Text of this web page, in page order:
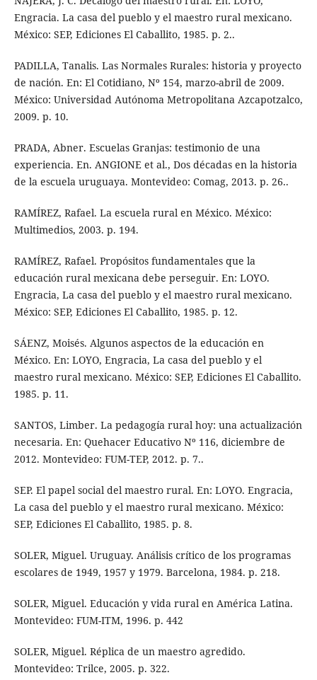
Engracia. La casa del pueblo y el maestro rural mexicano.
México: SEP, Ediciones El Caballito, 1985. p. 2..
PADILLA, Tanalis. Las Normales Rurales: historia y proyecto
de nación. En: El Cotidiano, Nº 154, marzo-abril de 2009.
México: Universidad Autónoma Metropolitana Azcapotzalco,
2009. p. 10.
PRADA, Abner. Escuelas Granjas: testimonio de una
experiencia. En. ANGIONE et al., Dos décadas en la historia
de la escuela uruguaya. Montevideo: Comag, 2013. p. 26..
RAMÍREZ, Rafael. La escuela rural en México. México:
Multimedios, 2003. p. 194.
RAMÍREZ, Rafael. Propósitos fundamentales que la
educación rural mexicana debe perseguir. En: LOYO.
Engracia, La casa del pueblo y el maestro rural mexicano.
México: SEP, Ediciones El Caballito, 1985. p. 12.
SÁENZ, Moisés. Algunos aspectos de la educación en
México. En: LOYO, Engracia, La casa del pueblo y el
maestro rural mexicano. México: SEP, Ediciones El Caballito.
1985. p. 11.
SANTOS, Limber. La pedagogía rural hoy: una actualización
necesaria. En: Quehacer Educativo Nº 116, diciembre de
2012. Montevideo: FUM-TEP, 2012. p. 7..
SEP. El papel social del maestro rural. En: LOYO. Engracia,
La casa del pueblo y el maestro rural mexicano. México:
SEP, Ediciones El Caballito, 1985. p. 8.
SOLER, Miguel. Uruguay. Análisis crítico de los programas
escolares de 1949, 1957 y 1979. Barcelona, 1984. p. 218.
SOLER, Miguel. Educación y vida rural en América Latina.
Montevideo: FUM-ITM, 1996. p. 442
SOLER, Miguel. Réplica de un maestro agredido.
Montevideo: Trilce, 2005. p. 322.